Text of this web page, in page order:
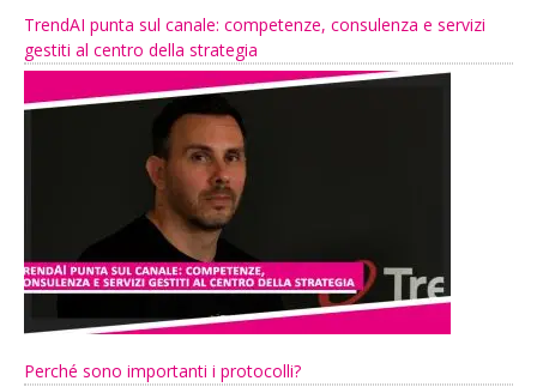
TrendAI punta sul canale: competenze, consulenza e servizi
gestiti al centro della strategia
Perché sono importanti i protocolli?